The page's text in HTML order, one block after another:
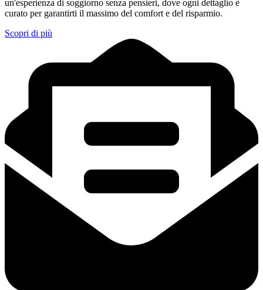
un'esperienza di soggiorno senza pensieri, dove ogni dettaglio è
curato per garantirti il massimo del comfort e del risparmio.
Scopri di più